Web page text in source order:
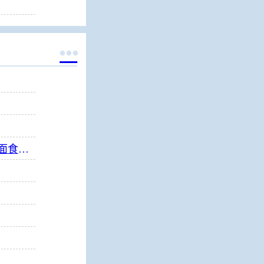

指尖上的千年面艺，传承中的时代匠心——第八届“安琪酵母杯”中华发酵面食大赛武汉赛区开赛